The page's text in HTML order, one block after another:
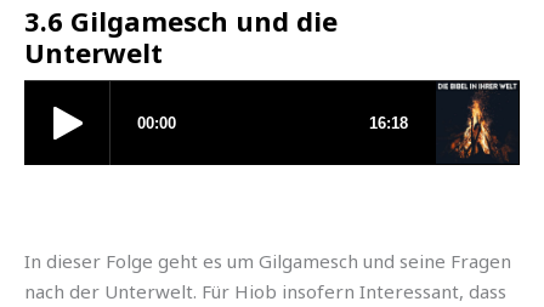
3.6 Gilgamesch und die
Unterwelt
In dieser Folge geht es um Gilgamesch und seine Fragen
nach der Unterwelt. Für Hiob insofern Interessant, dass